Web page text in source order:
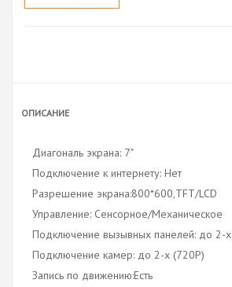
ОПИСАНИЕ
Диагональ экрана: 7"
Подключение к интернету: Нет
Разрешение экрана:800*600,TFT/LCD
Управление: Сенсорное/Механическое
Подключение вызывных панелей: до 2-х
Подключение камер: до 2-х (720P)
Запись по движению:Есть